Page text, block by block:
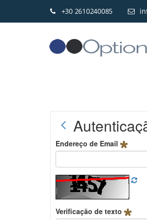
+30 2610240085
Endereço de Email
Verificação de texto